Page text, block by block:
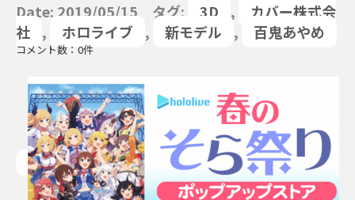
Date: 2019/05/15 タグ: 3D ,
カバー株式会
社
, ホロライブ , 新モデル , 百鬼あやめ
コメント数：0件